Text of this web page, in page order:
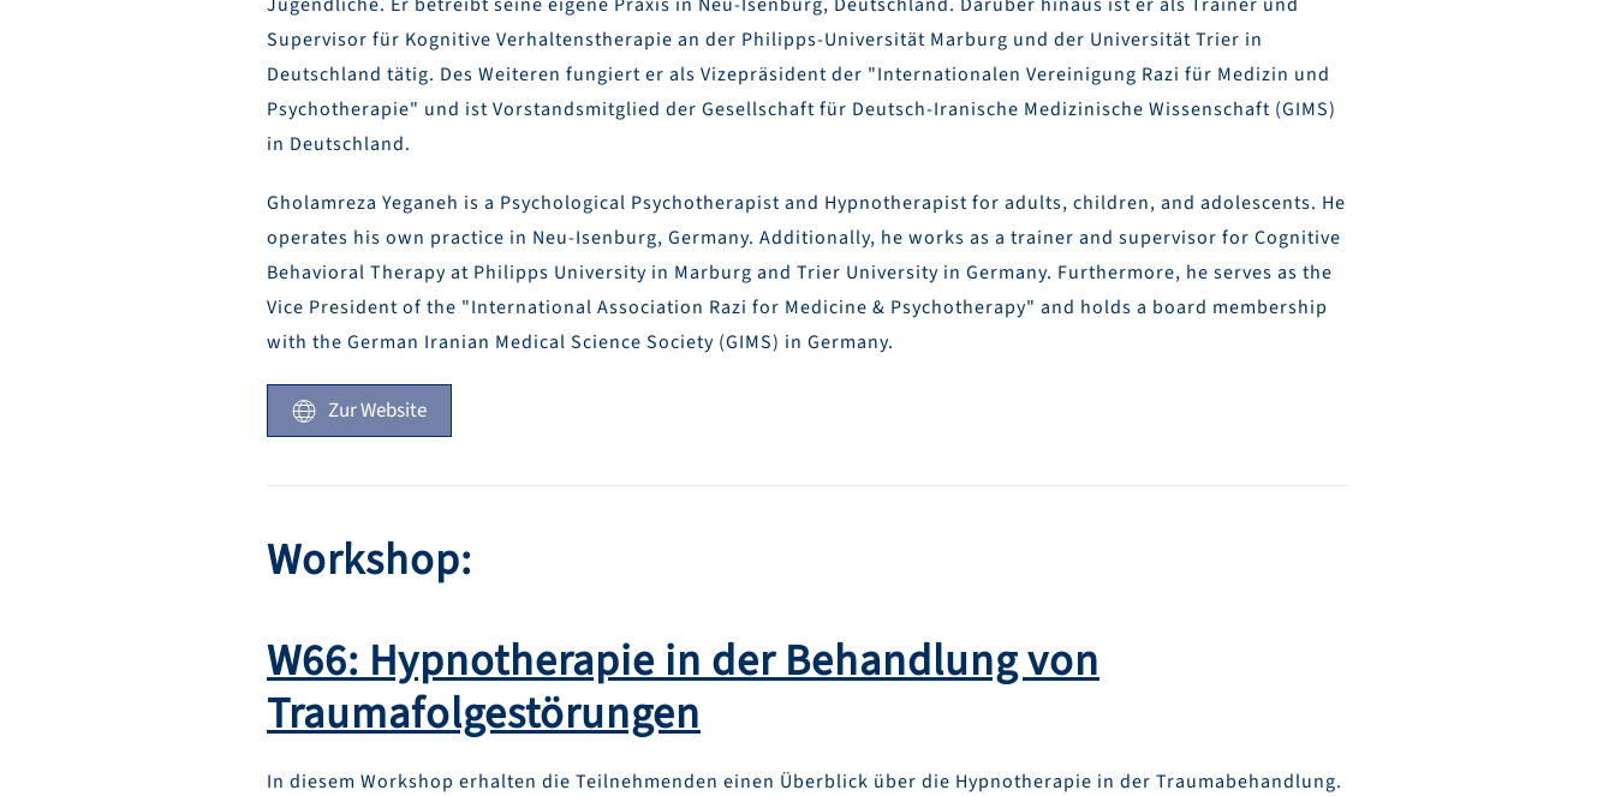
Supervisor für Kognitive Verhaltenstherapie an der Philipps-Universität Marburg und der Universität Trier in
Deutschland tätig. Des Weiteren fungiert er als Vizepräsident der "Internationalen Vereinigung Razi für Medizin und
Psychotherapie" und ist Vorstandsmitglied der Gesellschaft für Deutsch-Iranische Medizinische Wissenschaft (GIMS)
in Deutschland.
Gholamreza Yeganeh is a Psychological Psychotherapist and Hypnotherapist for adults, children, and adolescents. He
operates his own practice in Neu-Isenburg, Germany. Additionally, he works as a trainer and supervisor for Cognitive
Behavioral Therapy at Philipps University in Marburg and Trier University in Germany. Furthermore, he serves as the
Vice President of the "International Association Razi for Medicine & Psychotherapy" and holds a board membership
with the German Iranian Medical Science Society (GIMS) in Germany.
Zur Website
Workshop:
W66: Hypnotherapie in der Behandlung von
Traumafolgestörungen
In diesem Workshop erhalten die Teilnehmenden einen Überblick über die Hypnotherapie in der Traumabehandlung.